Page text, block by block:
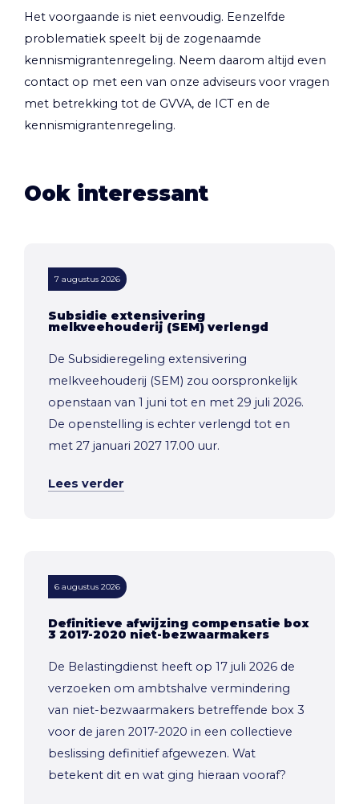
Het voorgaande is niet eenvoudig. Eenzelfde
problematiek speelt bij de zogenaamde
kennismigrantenregeling. Neem daarom altijd even
contact op met een van onze adviseurs voor vragen
met betrekking tot de GVVA, de ICT en de
kennismigrantenregeling.
Ook interessant
7 augustus 2026
Subsidie extensivering
melkveehouderij (SEM) verlengd
De Subsidieregeling extensivering
melkveehouderij (SEM) zou oorspronkelijk
openstaan van 1 juni tot en met 29 juli 2026.
De openstelling is echter verlengd tot en
met 27 januari 2027 17.00 uur.
Lees verder
6 augustus 2026
Definitieve afwijzing compensatie box
3 2017-2020 niet-bezwaarmakers
De Belastingdienst heeft op 17 juli 2026 de
verzoeken om ambtshalve vermindering
van niet-bezwaarmakers betreffende box 3
voor de jaren 2017-2020 in een collectieve
beslissing definitief afgewezen. Wat
betekent dit en wat ging hieraan vooraf?